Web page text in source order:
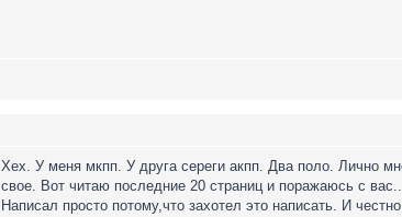
Хех. У меня мкпп. У друга сереги акпп. Два поло. Лично
свое. Вот читаю последние 20 страниц и поражаюсь с
Написал просто потому,что захотел это написать. И